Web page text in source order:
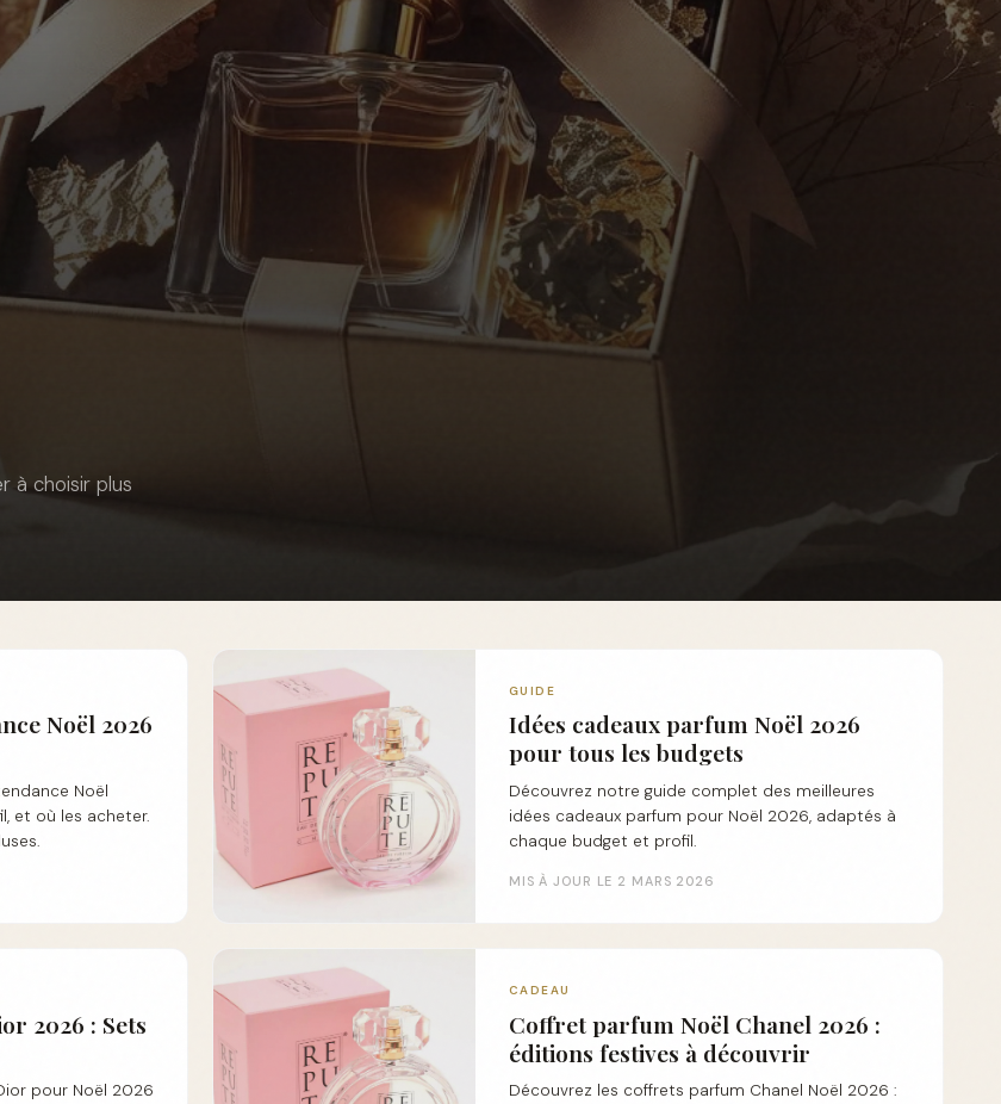
à choisir plus
Noël 2026
Noël
et où les acheter.
GUIDE
Idées cadeaux parfum Noël 2026
pour tous les budgets
Découvrez notre guide complet des meilleures
idées cadeaux parfum pour Noël 2026, adaptés à
chaque budget et profil.
MIS À JOUR LE 2 MARS 2026
2026 : Sets
pour Noël 2026
CADEAU
Coffret parfum Noël Chanel 2026 :
éditions festives à découvrir
Découvrez les coffrets parfum Chanel Noël 2026 :